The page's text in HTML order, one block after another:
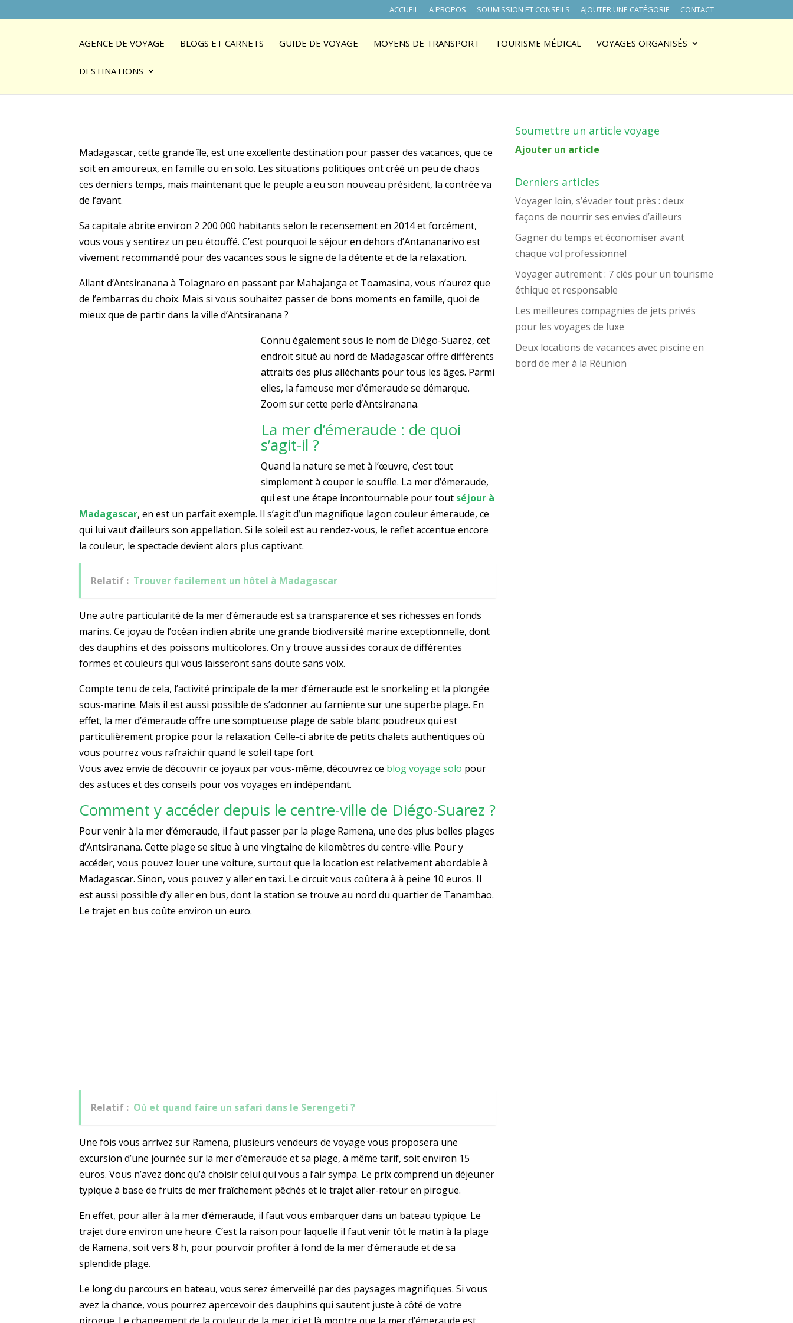
ACCUEIL A PROPOS SOUMISSION ET CONSEILS AJOUTER UNE CATÉGORIE CONTACT
AGENCE DE VOYAGE BLOGS ET CARNETS GUIDE DE VOYAGE MOYENS DE TRANSPORT TOURISME MÉDICAL VOYAGES ORGANISÉS
DESTINATIONS
Madagascar, cette grande île, est une excellente destination pour passer des vacances, que ce
soit en amoureux, en famille ou en solo. Les situations politiques ont créé un peu de chaos
ces derniers temps, mais maintenant que le peuple a eu son nouveau président, la contrée va
de l’avant.
Sa capitale abrite environ 2 200 000 habitants selon le recensement en 2014 et forcément,
vous vous y sentirez un peu étouffé. C’est pourquoi le séjour en dehors d’Antananarivo est
vivement recommandé pour des vacances sous le signe de la détente et de la relaxation.
Allant d’Antsiranana à Tolagnaro en passant par Mahajanga et Toamasina, vous n’aurez que
de l’embarras du choix. Mais si vous souhaitez passer de bons moments en famille, quoi de
mieux que de partir dans la ville d’Antsiranana ?
Connu également sous le nom de Diégo-Suarez, cet
endroit situé au nord de Madagascar offre différents
attraits des plus alléchants pour tous les âges. Parmi
elles, la fameuse mer d’émeraude se démarque.
Zoom sur cette perle d’Antsiranana.
La mer d’émeraude : de quoi
s’agit-il ?
Quand la nature se met à l’œuvre, c’est tout
simplement à couper le souffle. La mer d’émeraude,
qui est une étape incontournable pour tout séjour à
Madagascar, en est un parfait exemple. Il s’agit d’un magnifique lagon couleur émeraude, ce
qui lui vaut d’ailleurs son appellation. Si le soleil est au rendez-vous, le reflet accentue encore
la couleur, le spectacle devient alors plus captivant.
Relatif : Trouver facilement un hôtel à Madagascar
Une autre particularité de la mer d’émeraude est sa transparence et ses richesses en fonds
marins. Ce joyau de l’océan indien abrite une grande biodiversité marine exceptionnelle, dont
des dauphins et des poissons multicolores. On y trouve aussi des coraux de différentes
formes et couleurs qui vous laisseront sans doute sans voix.
Compte tenu de cela, l’activité principale de la mer d’émeraude est le snorkeling et la plongée
sous-marine. Mais il est aussi possible de s’adonner au farniente sur une superbe plage. En
effet, la mer d’émeraude offre une somptueuse plage de sable blanc poudreux qui est
particulièrement propice pour la relaxation. Celle-ci abrite de petits chalets authentiques où
vous pourrez vous rafraîchir quand le soleil tape fort.
Vous avez envie de découvrir ce joyaux par vous-même, découvrez ce blog voyage solo pour
des astuces et des conseils pour vos voyages en indépendant.
Comment y accéder depuis le centre-ville de Diégo-Suarez ?
Pour venir à la mer d’émeraude, il faut passer par la plage Ramena, une des plus belles plages
d’Antsiranana. Cette plage se situe à une vingtaine de kilomètres du centre-ville. Pour y
accéder, vous pouvez louer une voiture, surtout que la location est relativement abordable à
Madagascar. Sinon, vous pouvez y aller en taxi. Le circuit vous coûtera à à peine 10 euros. Il
est aussi possible d’y aller en bus, dont la station se trouve au nord du quartier de Tanambao.
Le trajet en bus coûte environ un euro.
Relatif : Où et quand faire un safari dans le Serengeti ?
Une fois vous arrivez sur Ramena, plusieurs vendeurs de voyage vous proposera une
excursion d’une journée sur la mer d’émeraude et sa plage, à même tarif, soit environ 15
euros. Vous n’avez donc qu’à choisir celui qui vous a l’air sympa. Le prix comprend un déjeuner
typique à base de fruits de mer fraîchement pêchés et le trajet aller-retour en pirogue.
En effet, pour aller à la mer d’émeraude, il faut vous embarquer dans un bateau typique. Le
trajet dure environ une heure. C’est la raison pour laquelle il faut venir tôt le matin à la plage
de Ramena, soit vers 8 h, pour pourvoir profiter à fond de la mer d’émeraude et de sa
splendide plage.
Le long du parcours en bateau, vous serez émerveillé par des paysages magnifiques. Si vous
avez la chance, vous pourrez apercevoir des dauphins qui sautent juste à côté de votre
Soumettre un article voyage
Ajouter un article
Derniers articles
Voyager loin, s’évader tout près : deux
façons de nourrir ses envies d’ailleurs
Gagner du temps et économiser avant
chaque vol professionnel
Voyager autrement : 7 clés pour un tourisme
éthique et responsable
Les meilleures compagnies de jets privés
pour les voyages de luxe
Deux locations de vacances avec piscine en
bord de mer à la Réunion